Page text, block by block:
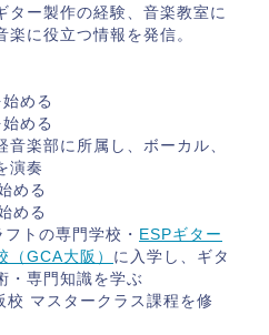
ター製作の経験、音楽教室に
に役立つ情報を発信。
める
める
楽部に所属し、ボーカル、
演奏
める
める
トの専門学校・ ESPギター
（GCA大阪） に入学し、ギタ
・専門知識を学ぶ
マスタークラス課程を修